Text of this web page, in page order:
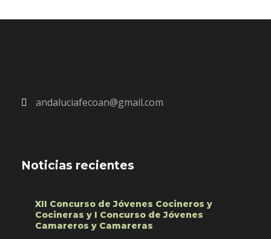
andaluciafecoan@gmail.com
Noticias recientes
XII Concurso de Jóvenes Cocineros y
Cocineras y I Concurso de Jóvenes
Camareros y Camareras